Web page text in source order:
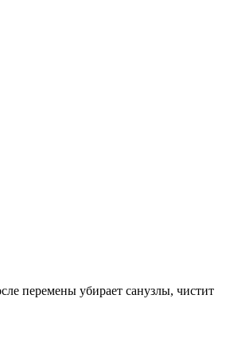
перемены убирает санузлы, чистит